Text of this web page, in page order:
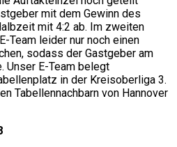
mit dem Gewinn des
mit 4:2 ab. Im zweiten
Team leider nur noch einen
sodass der Gastgeber am
Unser E-Team belegt
in der Kreisoberliga 3.
Tabellennachbarn von Hannover